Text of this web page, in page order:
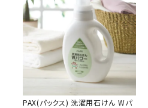
PAX(パックス) 洗濯用石けん Wパ